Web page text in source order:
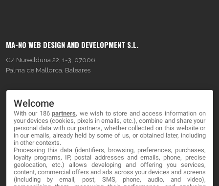
MA-NO WEB DESIGN AND DEVELOPMENT S.L.
C/ Nuredduna 22, 1-3, 07006
Palma de Mallorca, Baleares
About
Blog
Contact
LEGAL
Welcome
With our 186partners, we wish to store and access information on
your devices (cookies, pixels in emails, etc.), combine and share your
personal data with our partners, whether collected on this website or
in our emails, already held by some of us, or obtained later, including
in other contexts.
Processing this data (identifiers, browsing, preferences, purchases,
loyalty programs, IP, postal addresses and emails, phone, precise
geolocation, etc.) allows developing and offering you services,
content, commercial offers and ads across your devices and screens
(including by email, post, SMS, phone, audio, and video),